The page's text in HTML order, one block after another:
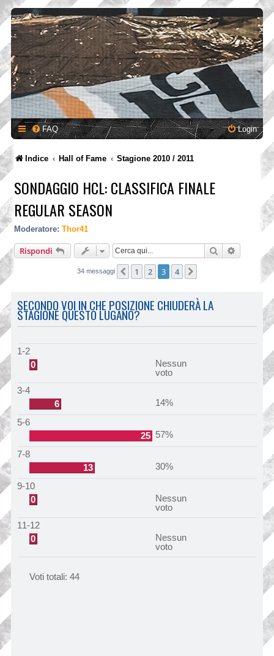
FAQ Login
Indice Hall of Fame Stagione 2010 / 2011
SONDAGGIO HCL: CLASSIFICA FINALE
REGULAR SEASON
Moderatore: Thor41
Rispondi Cerca Ricerca
34 messaggi Precedente
1 2 3 4
SECONDO VOI IN CHE POSIZIONE CHIUDERÀ LA
STAGIONE QUESTO LUGANO?
1-2
0
Nessun
voto
3-4
6
14%
5-6
25 57%
7-8
13
30%
9-10
0
Nessun
voto
11-12
0
Nessun
voto
Voti totali: 44